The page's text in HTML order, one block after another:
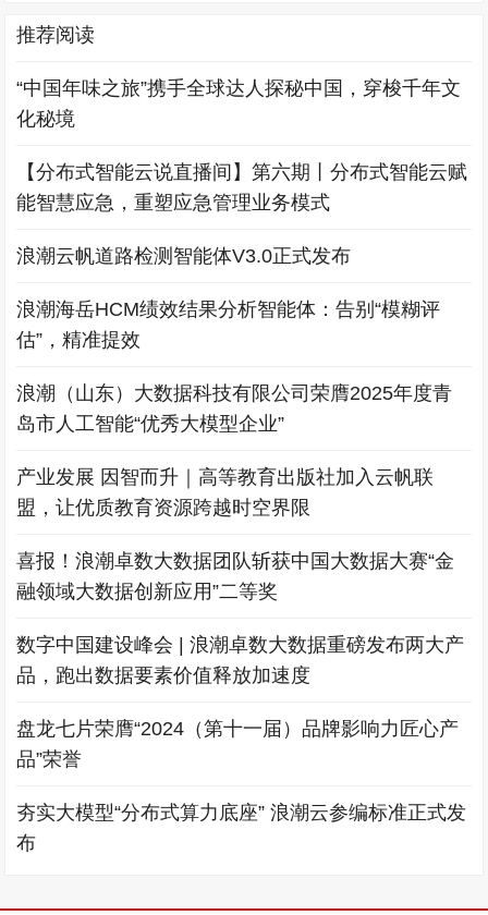
推荐阅读
“中国年味之旅”携手全球达人探秘中国，穿梭千年文
化秘境
【分布式智能云说直播间】第六期丨分布式智能云赋
能智慧应急，重塑应急管理业务模式
浪潮云帆道路检测智能体V3.0正式发布
浪潮海岳HCM绩效结果分析智能体：告别“模糊评
估”，精准提效
浪潮（山东）大数据科技有限公司荣膺2025年度青
岛市人工智能“优秀大模型企业”
产业发展 因智而升｜高等教育出版社加入云帆联
盟，让优质教育资源跨越时空界限
喜报！浪潮卓数大数据团队斩获中国大数据大赛“金
融领域大数据创新应用”二等奖
数字中国建设峰会 | 浪潮卓数大数据重磅发布两大产
品，跑出数据要素价值释放加速度
盘龙七片荣膺“2024（第十一届）品牌影响力匠心产
品”荣誉
夯实大模型“分布式算力底座” 浪潮云参编标准正式发
布